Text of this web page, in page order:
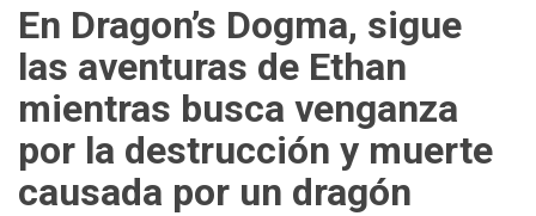
En Dragon’s Dogma, sigue
las aventuras de Ethan
mientras busca venganza
por la destrucción y muerte
causada por un dragón